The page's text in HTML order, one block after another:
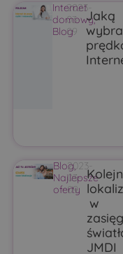
Internet
domowy,
Blog
2023-
03-
09
Jaką
Blog,
Najlepsze
oferty
2023-
03-
09
w
JMDI